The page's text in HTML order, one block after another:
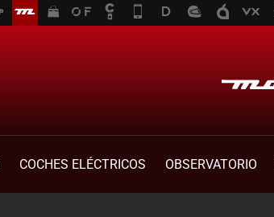
COCHES ELÉCTRICOS OBSERVATORIO